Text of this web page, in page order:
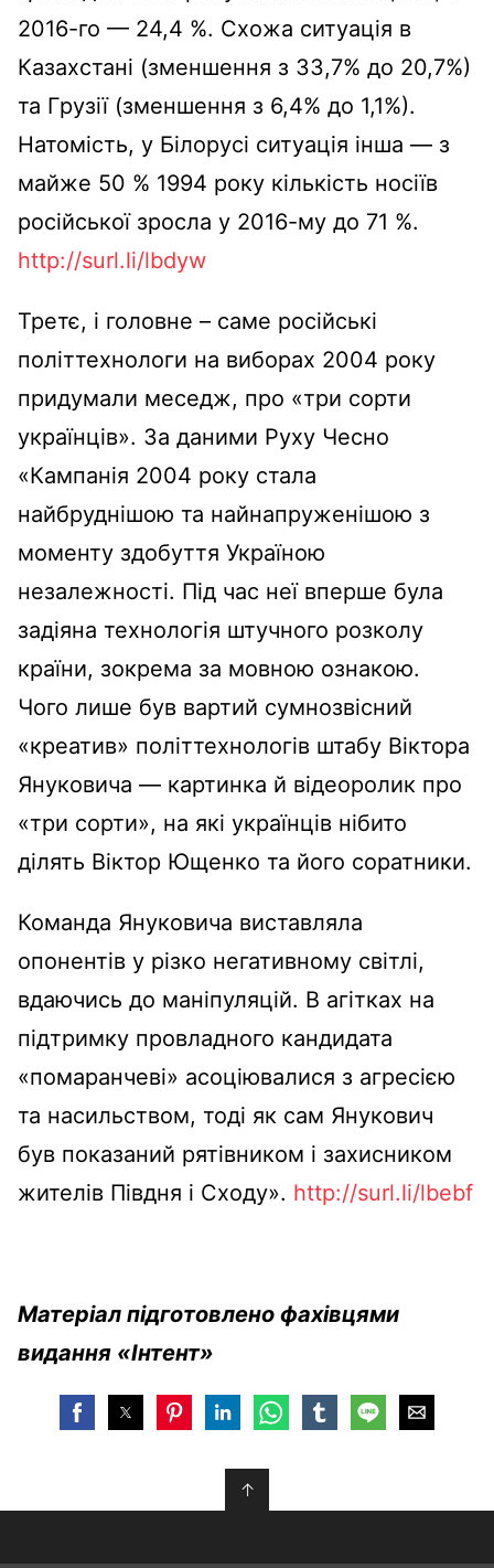
2016-го — 24,4 %. Схожа ситуація в
Казахстані (зменшення з 33,7% до 20,7%)
та Грузії (зменшення з 6,4% до 1,1%).
Натомість, у Білорусі ситуація інша — з
майже 50 % 1994 року кількість носіїв
російської зросла у 2016-му до 71 %.
http://surl.li/lbdyw
Третє, і головне – саме російські
політтехнологи на виборах 2004 року
придумали меседж, про «три сорти
українців». За даними Руху Чесно
«Кампанія 2004 року стала
найбруднішою та найнапруженішою з
моменту здобуття Україною
незалежності. Під час неї вперше була
задіяна технологія штучного розколу
країни, зокрема за мовною ознакою.
Чого лише був вартий сумнозвісний
«креатив» політтехнологів штабу Віктора
Януковича — картинка й відеоролик про
«три сорти», на які українців нібито
ділять Віктор Ющенко та його соратники.
Команда Януковича виставляла
опонентів у різко негативному світлі,
вдаючись до маніпуляцій. В агітках на
підтримку провладного кандидата
«помаранчеві» асоціювалися з агресією
та насильством, тоді як сам Янукович
був показаний рятівником і захисником
жителів Півдня і Сходу». http://surl.li/lbebf
Матеріал підготовлено фахівцями
видання «Інтент»
↑